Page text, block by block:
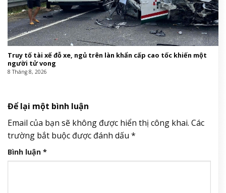
Truy tố tài xế đỗ xe, ngủ trên làn khẩn cấp cao tốc khiến một
người tử vong
8 Tháng 8, 2026
Để lại một bình luận
Email của bạn sẽ không được hiển thị công khai. Các
trường bắt buộc được đánh dấu *
Bình luận *